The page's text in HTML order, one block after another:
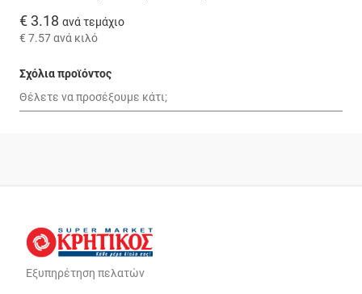
€ 3.18 ανά τεμάχιο
€ 7.57ανά κιλό
Σχόλια προϊόντος
Εξυπηρέτηση πελατών